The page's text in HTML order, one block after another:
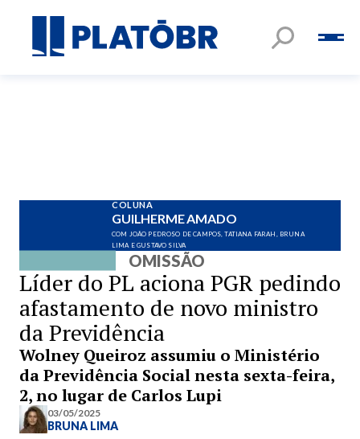
COLUNA
GUILHERME AMADO
COM JOÃO PEDROSO DE CAMPOS, TATIANA FARAH, BRUNA
LIMA E GUSTAVO SILVA
OMISSÃO
Líder do PL aciona PGR pedindo
afastamento de novo ministro
da Previdência
Wolney Queiroz assumiu o Ministério
da Previdência Social nesta sexta-feira,
2, no lugar de Carlos Lupi
03/05/2025
BRUNA LIMA